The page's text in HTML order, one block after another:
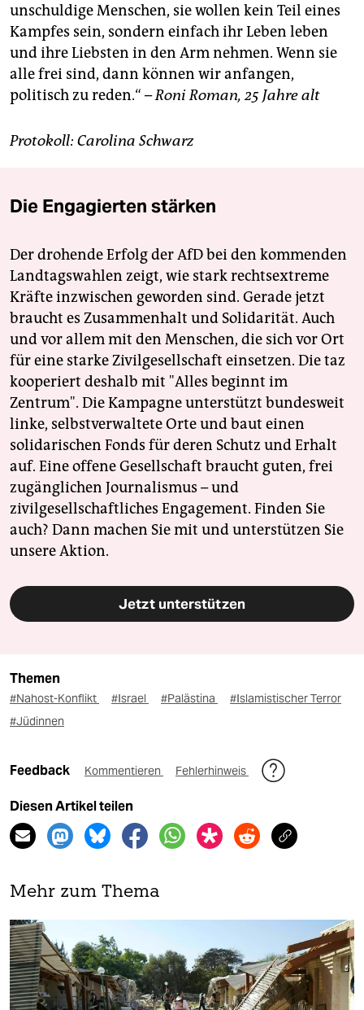
unschuldige Menschen, sie wollen kein Teil eines
Kampfes sein, sondern einfach ihr Leben leben
und ihre Liebsten in den Arm nehmen. Wenn sie
alle frei sind, dann können wir anfangen,
politisch zu reden.“ –Roni Roman, 25 Jahre alt
Protokoll: Carolina Schwarz
Die Engagierten stärken
Der drohende Erfolg der AfD bei den kommenden
Landtagswahlen zeigt, wie stark rechtsextreme
Kräfte inzwischen geworden sind. Gerade jetzt
braucht es Zusammenhalt und Solidarität. Auch
und vor allem mit den Menschen, die sich vor Ort
für eine starke Zivilgesellschaft einsetzen. Die taz
kooperiert deshalb mit "Alles beginnt im
Zentrum". Die Kampagne unterstützt bundesweit
linke, selbstverwaltete Orte und baut einen
solidarischen Fonds für deren Schutz und Erhalt
auf. Eine offene Gesellschaft braucht guten, frei
zugänglichen Journalismus – und
zivilgesellschaftliches Engagement. Finden Sie
auch? Dann machen Sie mit und unterstützen Sie
unsere Aktion.
Jetzt unterstützen
Themen
#Nahost-Konflikt #Israel #Palästina
#Islamistischer Terror
#Jüdinnen
Feedback Kommentieren Fehlerhinweis
Diesen Artikel teilen
Mehr zum Thema